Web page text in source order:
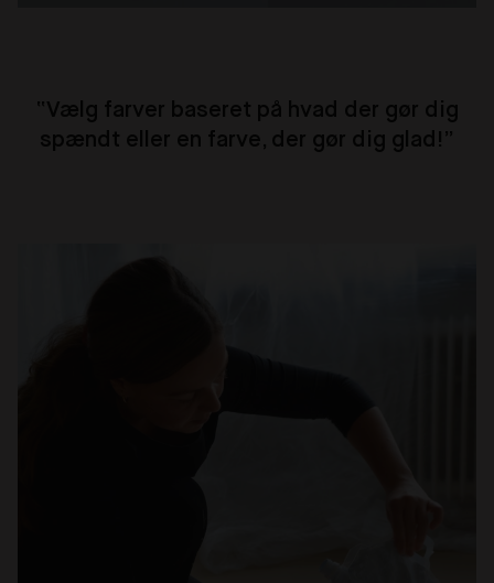
“Vælg farver baseret på hvad der gør dig
spændt eller en farve, der gør dig glad!”